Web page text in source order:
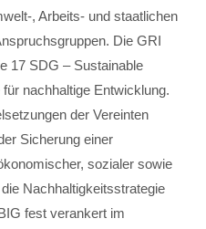
, Arbeits- und staatlichen
Die GRI
17 SDG – Sustainable
nachhaltige Entwicklung.
der Vereinten
Sicherung einer
sozialer sowie
Nachhaltigkeitsstrategie
fest verankert im